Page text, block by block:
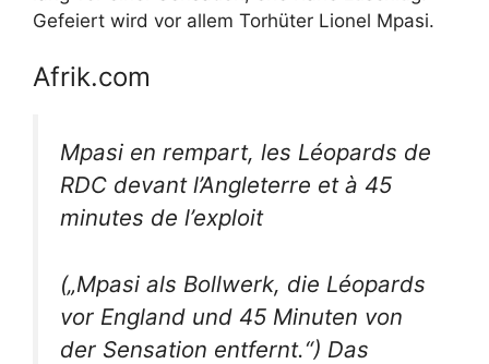
Gefeiert wird vor allem Torhüter Lionel Mpasi.
Afrik.com
Mpasi en rempart, les Léopards de
RDC devant l’Angleterre et à 45
minutes de l’exploit
(„Mpasi als Bollwerk, die Léopards
vor England und 45 Minuten von
der Sensation entfernt.“) Das